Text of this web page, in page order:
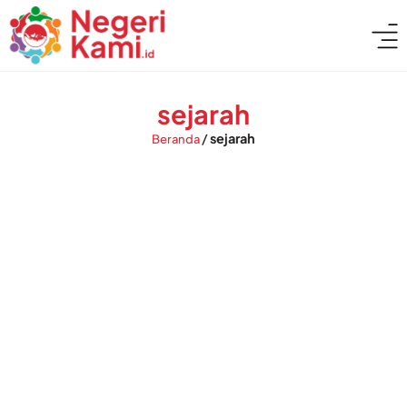
sejarah
Beranda/sejarah